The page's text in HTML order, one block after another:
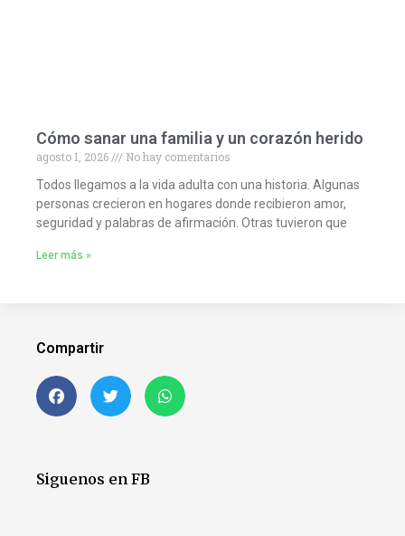
Cómo sanar una familia y un corazón herido
agosto 1, 2026
No hay comentarios
Todos llegamos a la vida adulta con una historia. Algunas
personas crecieron en hogares donde recibieron amor,
seguridad y palabras de afirmación. Otras tuvieron que
Leer más »
Compartir
Siguenos en FB